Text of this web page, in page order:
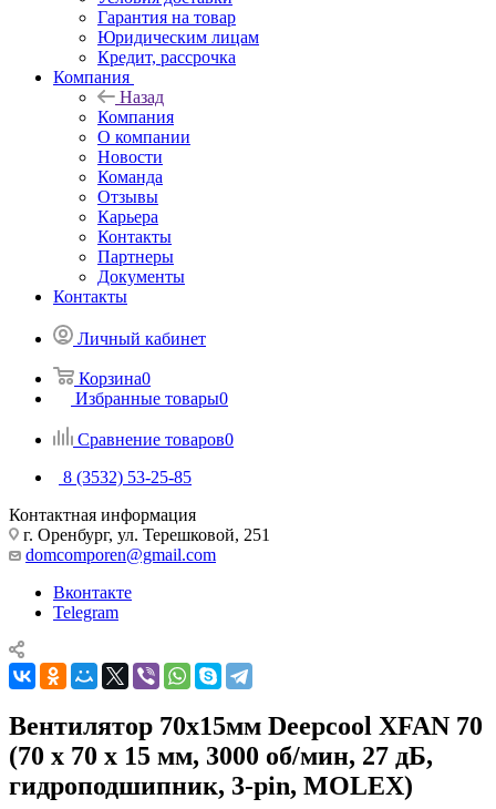
Гарантия на товар
Юридическим лицам
Кредит, рассрочка
Компания
Назад
Компания
О компании
Новости
Команда
Отзывы
Карьера
Контакты
Партнеры
Документы
Контакты
Личный кабинет
Корзина0
Избранные товары0
Сравнение товаров0
8 (3532) 53-25-85
Контактная информация
г. Оренбург, ул. Терешковой, 251
domcomporen@gmail.com
Вконтакте
Telegram
Вентилятор 70x15мм Deepcool XFAN 70
(70 х 70 х 15 мм, 3000 об/мин, 27 дБ,
гидроподшипник, 3-pin, MOLEX)